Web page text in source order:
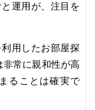
運用が、注目を
用したお部屋探
非常に親和性が高
ることは確実で